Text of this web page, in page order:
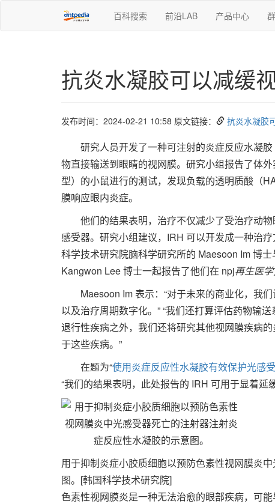
百科搜索 前沿LAB 产品中心
抗炎水凝胶可以减缓
发布时间：2024-02-21 10:58 原文链接： 抗炎水凝胶
研究人员开发了一种可注射的炎症反应水凝
物直接输送到眼睛的视网膜。研究小组报告了体
型）的小鼠进行的测试，发现负载的透明质酸（
膜响应眼内炎症。
他们的结果表明，治疗不仅减少了受治疗动
感受器。研究小组建议，IRH 可以开发成一种治
科学技术研究院脑科学研究所的 Maesoon Im 博
Kangwon Lee 博士一起报告了他们在 npj再生医学
Maesoon Im 表示：“对于未来的商业化，我
以及治疗周期数字化。” “我们还打算评估药物输
退行性疾病之外，我们还将研究其他视网膜疾病
于这些疾病。”
在题为“使用炎症反应性水凝胶有效保护光感
“我们的结果表明，此处报告的 IRH 可用于显着延
用于抑制炎症小胶质细胞以预防色素性视网膜炎
图。[韩国科学技术研究院]
色素性视网膜炎是一种无法治愈的眼部疾病，可